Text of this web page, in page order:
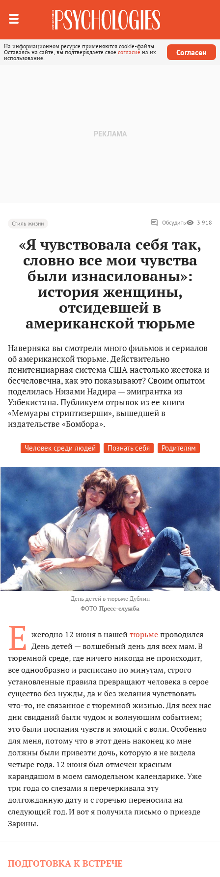
На информационном ресурсе применяются cookie-файлы.
Оставаясь на сайте, вы подтверждаете свое согласие на их
использование.
Согласен
Стиль жизни Обсудить 3 918
«Я чувствовала себя так,
словно все мои чувства
были изнасилованы»:
история женщины,
отсидевшей в
американской тюрьме
Наверняка вы смотрели много фильмов и сериалов
об американской тюрьме. Действительно
пенитенциарная система США настолько жестока и
бесчеловечна, как это показывают? Своим опытом
поделилась Низами Надира — эмигрантка из
Узбекистана. Публикуем отрывок из ее книги
«Мемуары стриптизерши», вышедшей в
издательстве «Бомбора».
Человек среди людей Познать себя Родителям
День детей в тюрьме Дублин
ФОТО Пресс-служба
Е жегодно 12 июня в нашей тюрьмепроводился
День детей — волшебный день для всех мам. В
тюремной среде, где ничего никогда не происходит,
все однообразно и расписано по минутам, строго
установленные правила превращают человека в серое
существо без нужды, да и без желания чувствовать
что-то, не связанное с тюремной жизнью. Для всех нас
дни свиданий были чудом и волнующим событием;
это были послания чувств и эмоций с воли. Особенно
для меня, потому что в этот день наконец ко мне
должны были привезти дочь, которую я не видела
четыре года. 12 июня был отмечен красным
карандашом в моем самодельном календарике. Уже
три года со слезами я перечеркивала эту
долгожданную дату и с горечью переносила на
следующий год. И вот я получила письмо о приезде
Зарины.
ПОДГОТОВКА К ВСТРЕЧЕ